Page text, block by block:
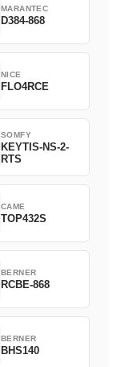
MARANTEC
D384-868
NICE
FLO4RCE
SOMFY
KEYTIS-NS-2-
RTS
CAME
TOP432S
BERNER
RCBE-868
BERNER
BHS140